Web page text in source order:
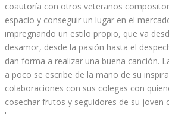
coautoría con otros veteranos
espacio y conseguir un lugar en el
impregnando un estilo propio, que va
desamor, desde la pasión hasta el
dan forma a realizar una buena canción.
a poco se escribe de la mano de su
colaboraciones con sus colegas con
cosechar frutos y seguidores de su joven